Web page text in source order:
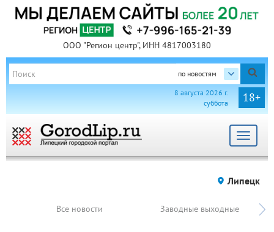
ООО "Регион центр", ИНН 4817003180
по новостям
18+
8 августа 2026 г.
суббота
Toggle
Липецк
Все новости Заводные выходные